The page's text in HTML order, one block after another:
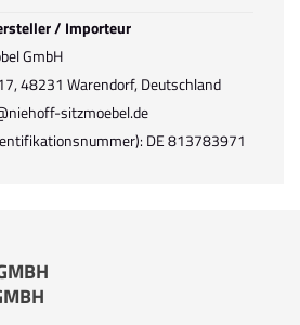
/ Importeur
GmbH
48231 Warendorf, Deutschland
sitzmoebel.de
DE 813783971